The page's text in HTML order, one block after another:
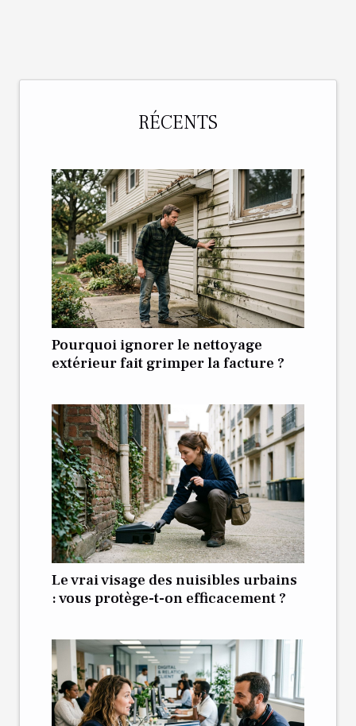
RÉCENTS
Pourquoi ignorer le nettoyage
extérieur fait grimper la facture ?
Le vrai visage des nuisibles urbains
: vous protège-t-on efficacement ?